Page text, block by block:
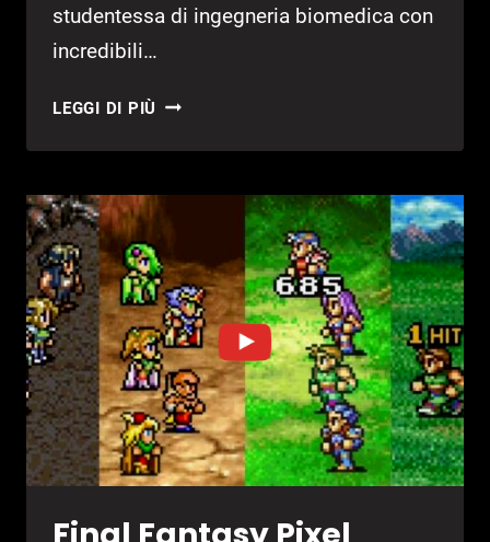
studentessa di ingegneria biomedica con
incredibili…
LEGGI DI PIÙ REDFALL
CONOSCIAMO
ELLISON